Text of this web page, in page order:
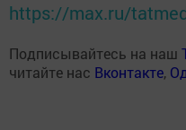
https://max.ru/
Подписывайтесь на наш
читайте нас Вконтакте,